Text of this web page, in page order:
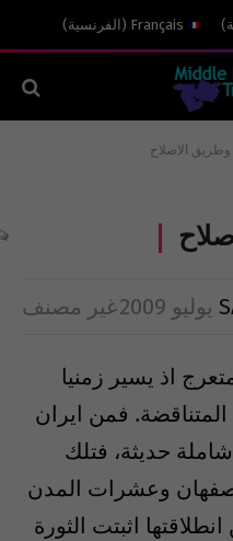
)
Français
( الفرنسية)
وطريق الاصلاح
غير مصنف
اذ يسير زمنيا
المتناقضة. فمن ايران
حديثة، فتلك
وعشرات المدن
من انطلاقتها اثبتت الثورة